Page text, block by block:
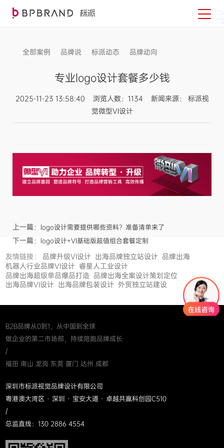
全部案例 品牌说 标派动态 品牌动向
专业logo设计套餐多少钱
2025-11-23 13:58:40 浏览人数：1134 新闻来源： 标派视
觉微型VI设计
上一篇： logo设计需要提供哪些资料？准备清单来了
下一篇： logo设计+VI基础版超值组合套餐定制
友情链接： 品牌升级VI设计 出海品牌独立站设计 品牌出海
机器人行业品牌VI设计 睿星人工业设计
品牌出海超级单品爆品打造 品牌出海全案设计策划定位
出海品牌VI设计 出海品牌包装设计 外贸独立站建设
B2B品牌从0到1，从中国到全球
做企业的第二市场部，持续陪跑品牌成长
/
福田 南山 龙岗 东莞 厦门 达州 成都
深圳市标派视觉品牌设计有限公司
粤港澳大湾区 · 深圳 · 宝安大道 · 卓越共赢科创园C510
/
总监直线：130 2886 4554